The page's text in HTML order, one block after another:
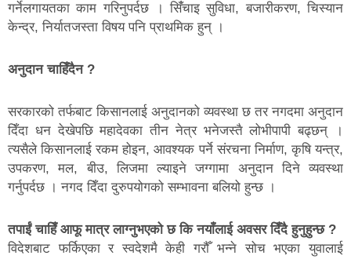
गर्नेलगायतका काम गरिनुपर्दछ । सिँंचाइ सुविधा, बजारीकरण, चिस्यान
केन्द्र, निर्यातजस्ता विषय पनि प्राथमिक हुन् ।
अनुदान चाहिँदैन ?
सरकारको तर्फबाट किसानलाई अनुदानको व्यवस्था छ तर नगदमा अनुदान
दिँदा धन देखेपछि महादेवका तीन नेत्र भनेजस्तै लोभीपापी बढ्छन् ।
त्यसैले किसानलाई रकम होइन, आवश्यक पर्ने संरचना निर्माण, कृषि यन्त्र,
उपकरण, मल, बीउ, लिजमा ल्याइने जग्गामा अनुदान दिने व्यवस्था
गर्नुपर्दछ । नगद दिँदा दुरुपयोगको सम्भावना बलियो हुन्छ ।
तपाईं चाहिँ आफू मात्र लाग्नुभएको छ कि नयाँलाई अवसर दिँदै हुनुहुन्छ ?
विदेशबाट फर्किएका र स्वदेशमै केही गरौँ भन्ने सोच भएका युवालाई